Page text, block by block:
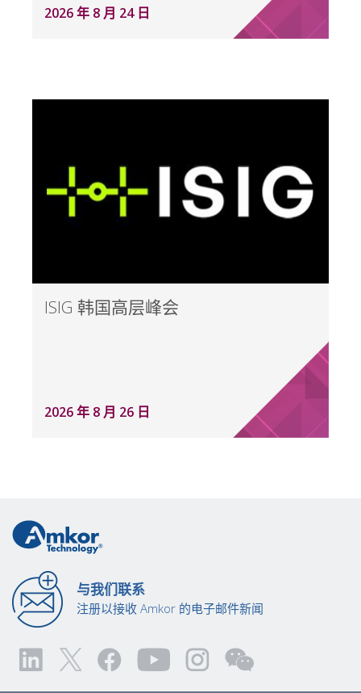
2026 年 8 月 24 日
ISIG 韩国高层峰会
2026 年 8 月 26 日
与我们联系
注册以接收 Amkor 的电子邮件新闻